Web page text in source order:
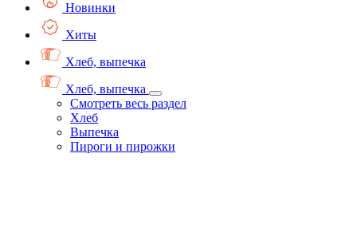
Новинки
Хиты
Хлеб, выпечка
Хлеб, выпечка
Смотреть весь раздел
Хлеб
Выпечка
Пироги и пирожки